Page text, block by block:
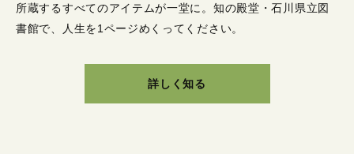
所蔵するすべてのアイテムが一堂に。 知の殿堂・石川県立図
書館で、人生を1ページめくってください。
詳しく知る